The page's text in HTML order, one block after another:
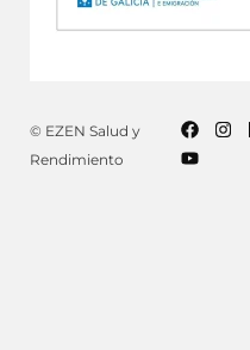
© EZEN Salud y
Rendimiento